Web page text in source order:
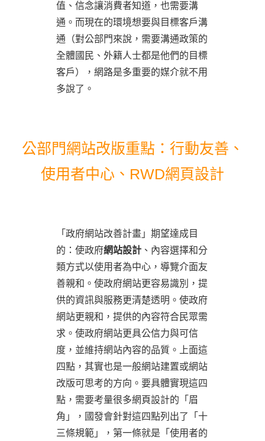
值、信念讓消費者知道，也需要溝
通。而現在的環境想要與目標客戶溝
通（對公部門來說，需要溝通政策的
全體國民、外籍人士都是他們的目標
客戶），網路是多重要的媒介就不用
多說了。
公部門網站改版重點：行動友善、
使用者中心、 RWD網頁設計
「政府網站改善計畫」期望達成目
的：使政府網站設計 、內容選擇和分
類方式以使用者為中心，導覽介面友
善親和。使政府網站更容易識別，提
供的資訊與服務更清楚透明。使政府
網站更親和，提供的內容符合民眾需
求。使政府網站更具公信力與可信
度，並維持網站內容的品質。上面這
四點，其實也是一般網站建置或網站
改版可思考的方向。要具體實現這四
點，需要考量很多網頁設計的「眉
角」，國發會針對這四點列出了「十
三條規範」，第一條就是「使用者的